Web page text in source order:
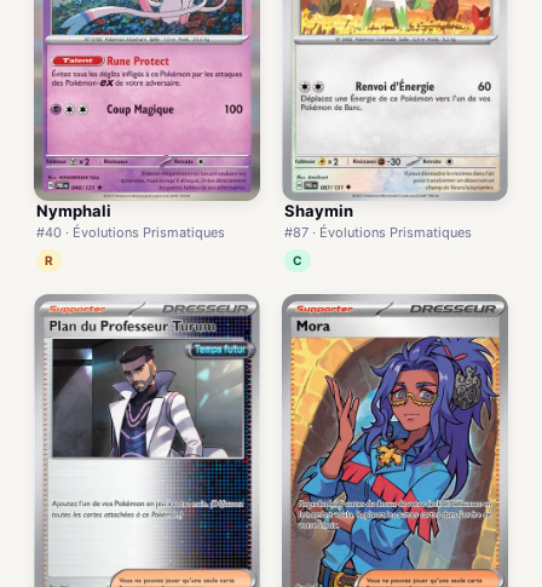
Nymphali
#40 · Évolutions Prismatiques
R
Shaymin
#87 · Évolutions Prismatiques
C